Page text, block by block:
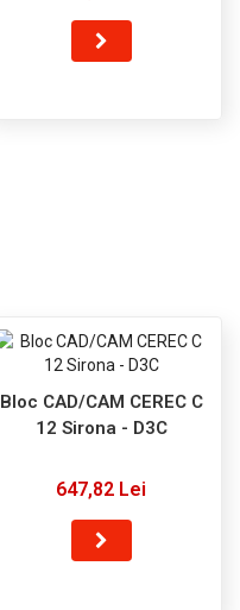
Bloc CAD/CAM CEREC C
12 Sirona - D3C
647,82 Lei